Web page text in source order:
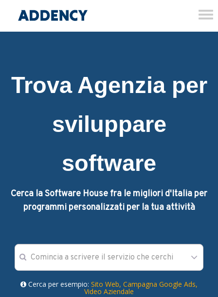
Trova Agenzia per
sviluppare
software
Cerca la Software House fra le migliori d'Italia per
programmi personalizzati per la tua attività
Cerca per esempio: Sito Web, Campagna Google Ads,
Video Aziendale